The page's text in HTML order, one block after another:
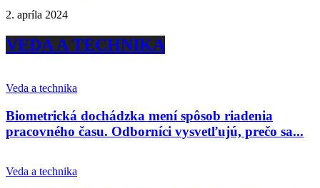
2. apríla 2024
VEDA A TECHNIKA
Veda a technika
Biometrická dochádzka mení spôsob riadenia
pracovného času. Odborníci vysvetľujú, prečo sa...
Veda a technika